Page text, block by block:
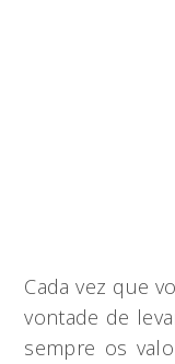
Cada vez que
vontade de
sempre os